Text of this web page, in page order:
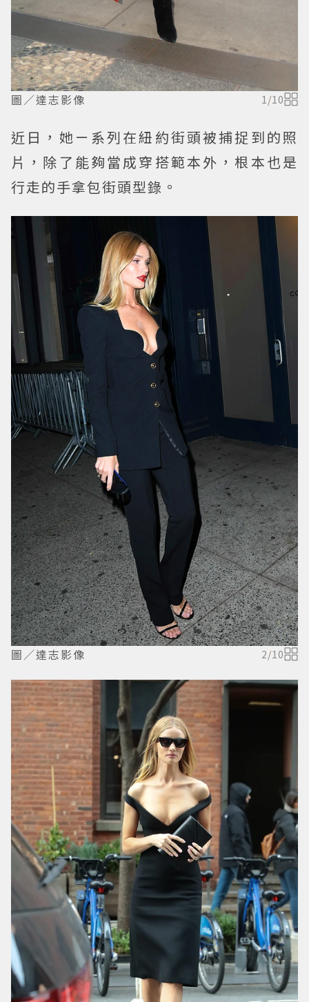
圖／達志影像 1 /10
近日，她ㄧ系列在紐約街頭被捕捉到的照
片，除了能夠當成穿搭範本外，根本也是
行走的手拿包街頭型錄。
圖／達志影像 2/10